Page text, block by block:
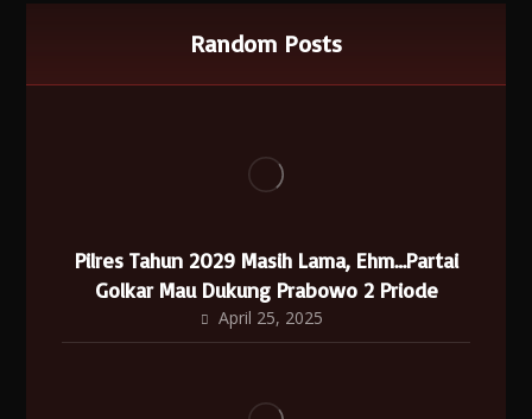
Random Posts
Pilres Tahun 2029 Masih Lama, Ehm…Partai
Golkar Mau Dukung Prabowo 2 Priode
April 25, 2025